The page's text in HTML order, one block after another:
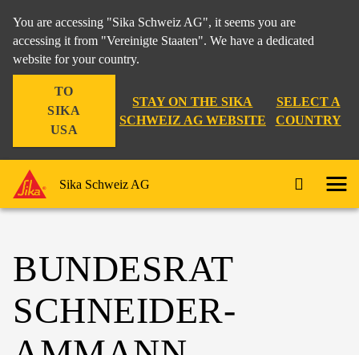
You are accessing "Sika Schweiz AG", it seems you are
accessing it from "Vereinigte Staaten". We have a dedicated
website for your country.
TO
SIKA
USA
STAY ON THE SIKA
SCHWEIZ AG WEBSITE
SELECT A
COUNTRY
Sika Schweiz AG
BUNDESRAT
SCHNEIDER-